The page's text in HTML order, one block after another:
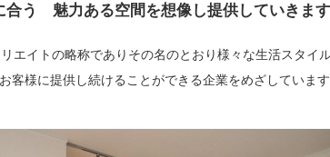
合う 魅力ある空間を想像し提供していきます
エイトの略称でありその名のとおり様々な生活スタイル
客様に提供し続けることができる企業をめざしています